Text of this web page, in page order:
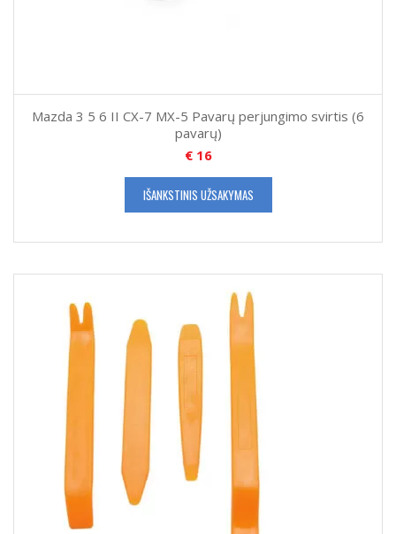
Mazda 3 5 6 II CX-7 MX-5 Pavarų perjungimo svirtis (6
pavarų)
€16
IŠANKSTINIS UŽSAKYMAS